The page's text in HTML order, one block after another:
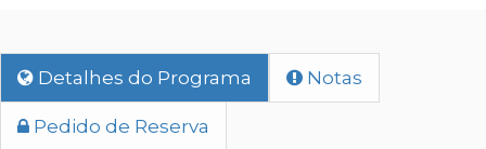
Detalhes do Programa Notas
Pedido de Reserva